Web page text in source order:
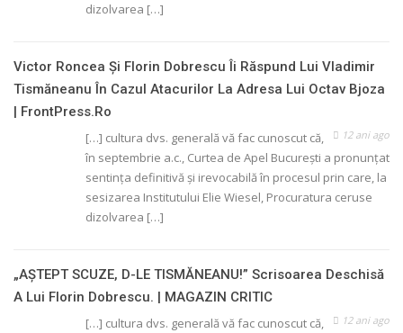
dizolvarea […]
Victor Roncea Şi Florin Dobrescu Îi Răspund Lui Vladimir
Tismăneanu În Cazul Atacurilor La Adresa Lui Octav Bjoza
| FrontPress.ro
12 ani ago
[…] cultura dvs. generală vă fac cunoscut că,
în septembrie a.c., Curtea de Apel Bucureşti a pronunţat
sentinţa definitivă şi irevocabilă în procesul prin care, la
sesizarea Institutului Elie Wiesel, Procuratura ceruse
dizolvarea […]
„AŞTEPT SCUZE, D-LE TISMĂNEANU!” Scrisoarea Deschisă
A Lui Florin Dobrescu. | MAGAZIN CRITIC
12 ani ago
[…] cultura dvs. generală vă fac cunoscut că,